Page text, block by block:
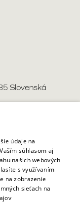
Slovenská
údaje na
súhlasom aj
našich webových
s využívaním
na zobrazenie
sieťach na